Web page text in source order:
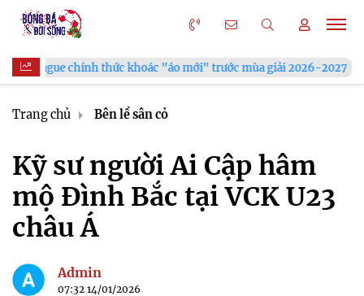
chính thức khoác "áo mới" trước mùa giải 2026-2027 Xã
Trang chủ Bên lề sân cỏ
Kỹ sư người Ai Cập hâm
mộ Đình Bắc tại VCK U23
châu Á
Admin
07:32 14/01/2026